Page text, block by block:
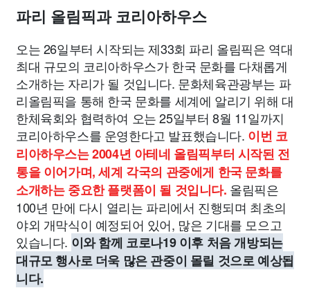
교통 생활 기타
파리 올림픽과 코리아하우스
오는 26일부터 시작되는 제33회 파리 올림픽은 역대
최대 규모의 코리아하우스가 한국 문화를 다채롭게
소개하는 자리가 될 것입니다. 문화체육관광부는 파
리올림픽을 통해 한국 문화를 세계에 알리기 위해 대
한체육회와 협력하여 오는 25일부터 8월 11일까지
코리아하우스를 운영한다고 발표했습니다. 이번 코
리아하우스는 2004년 아테네 올림픽부터 시작된 전
통을 이어가며, 세계 각국의 관중에게 한국 문화를
소개하는 중요한 플랫폼이 될 것입니다. 올림픽은
100년 만에 다시 열리는 파리에서 진행되며 최초의
야외 개막식이 예정되어 있어, 많은 기대를 모으고
있습니다. 이와 함께 코로나19 이후 처음 개방되는
대규모 행사로 더욱 많은 관중이 몰릴 것으로 예상됩
니다.